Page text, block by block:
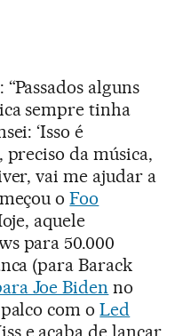
alguns
sempre tinha
‘Isso é
da música,
vai me ajudar a
oFoo
aquele
para 50.000
(para Barack
Joe Biden no
com oLed
e acaba de lançar